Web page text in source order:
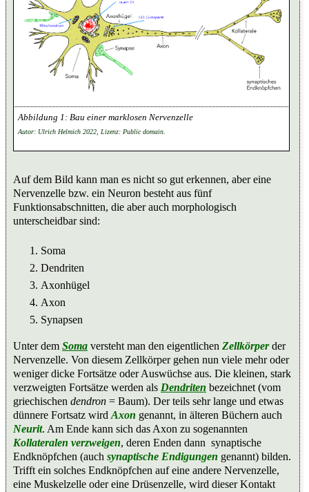
Bau einer marklosen Nervenzelle
Autor: Ulrich Helmich 2022, Lizenz: Public domain.
Auf dem Bild kann man es nicht so gut erkennen, aber eine
Nervenzelle bzw. ein Neuron besteht aus fünf
Funktionsabschnitten, die aber auch morphologisch
unterscheidbar sind:
Soma
Dendriten
Axonhügel
Axon
Synapsen
Unter dem Soma versteht man den eigentlichen Zellkörperder
Nervenzelle. Von diesem Zellkörper gehen nun viele mehr oder
weniger dicke Fortsätze oder Auswüchse aus. Die kleinen, stark
verzweigten Fortsätze werden als Dendriten bezeichnet (vom
griechischen dendron = Baum). Der teils sehr lange und etwas
dünnere Fortsatz wird Axon genannt, in älteren Büchern auch
Neurit. Am Ende kann sich das Axon zu sogenannten
Kollateralen verzweigen, deren Enden dann synaptische
Endknöpfchen (auch synaptische Endigungen genannt) bilden.
Trifft ein solches Endknöpfchen auf eine andere Nervenzelle,
eine Muskelzelle oder eine Drüsenzelle, wird dieser Kontakt